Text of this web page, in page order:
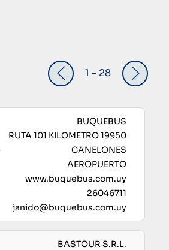
1 - 28
BUQUEBUS
RUTA 101 KILOMETRO 19950
CANELONES
AEROPUERTO
www.buquebus.com.uy
26046711
janido@buquebus.com.uy
BASTOUR S.R.L.